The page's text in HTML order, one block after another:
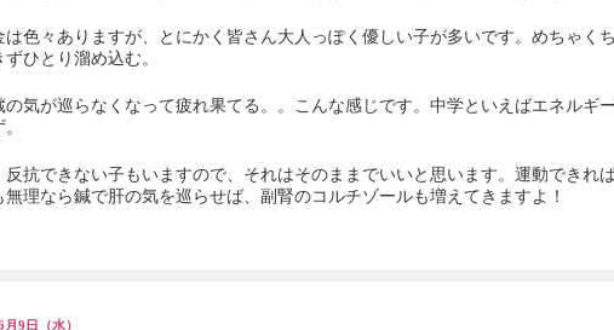
は色々ありますが、とにかく皆さん大人っぽく優しい子が多いです。めちゃく
ずひとり溜め込む。
の気が巡らなくなって疲れ果てる。。こんな感じです。中学といえばエネルギ
反抗できない子もいますので、それはそのままでいいと思います。運動できれば
無理なら鍼で肝の気を巡らせば、副腎のコルチゾールも増えてきますよ！
9日（水）